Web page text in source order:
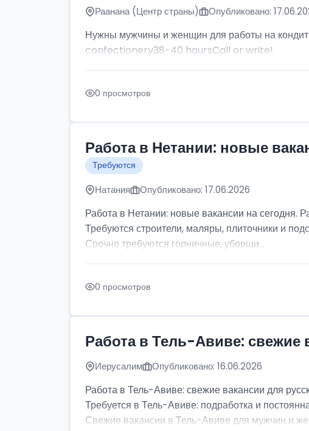
Раанана (Центр страны) Опубликовано:
Нужны мужчины и женщин для работы на
confectionery38-40 hoursCall or write!
0 просмотров
Работа в Нетании: новые
Требуются
Натания Опубликовано: 17.06.2026
Работа в Нетании: новые вакансии на сегодня.
Требуются строители, маляры, плиточники и
Срочно требуются горничные, уборщи...
0 просмотров
Работа в Тель-Авиве: свежие
Иерусалим Опубликовано: 16.06.2026
Работа в Тель-Авиве: свежие вакансии для
Требуется в Тель-Авиве: подработка и
Свежие вакансии в Тель-Авиве для мужчин и